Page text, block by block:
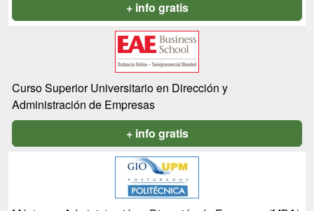
+ info gratis
Curso Superior Universitario en Dirección y
Administración de Empresas
+ info gratis